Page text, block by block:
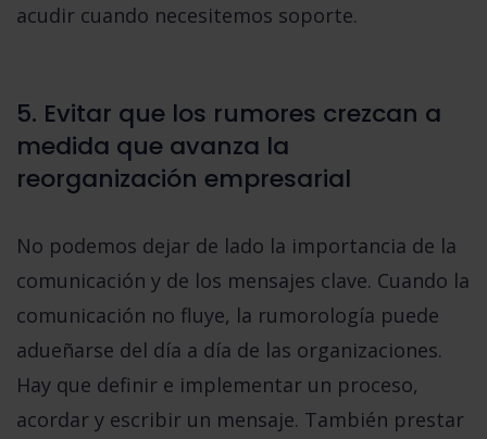
acudir cuando necesitemos soporte.
5. Evitar que los rumores crezcan a
medida que avanza la
reorganización empresarial
No podemos dejar de lado la importancia de la
comunicación y de los mensajes clave. Cuando la
comunicación no fluye, la rumorología puede
adueñarse del día a día de las organizaciones.
Hay que definir e implementar un proceso,
acordar y escribir un mensaje. También prestar